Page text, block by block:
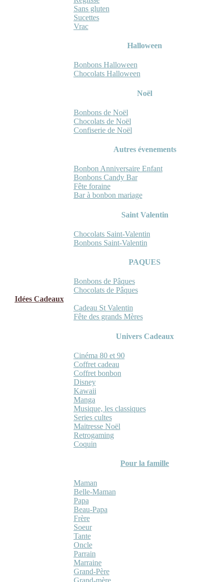
Sans gluten
Sucettes
Vrac
Halloween
Bonbons Halloween
Chocolats Halloween
Noël
Bonbons de Noël
Chocolats de Noël
Confiserie de Noël
Autres évenements
Bonbon Anniversaire Enfant
Bonbons Candy Bar
Fête foraine
Bar à bonbon mariage
Saint Valentin
Chocolats Saint-Valentin
Bonbons Saint-Valentin
PAQUES
Bonbons de Pâques
Chocolats de Pâques
Idées Cadeaux
Cadeau St Valentin
Fête des grands Mères
Univers Cadeaux
Cinéma 80 et 90
Coffret cadeau
Coffret bonbon
Disney
Kawaii
Manga
Musique, les classiques
Series cultes
Maitresse Noël
Retrogaming
Coquin
Pour la famille
Maman
Belle-Maman
Papa
Beau-Papa
Frère
Soeur
Tante
Oncle
Parrain
Marraine
Grand-Père
Grand-mère